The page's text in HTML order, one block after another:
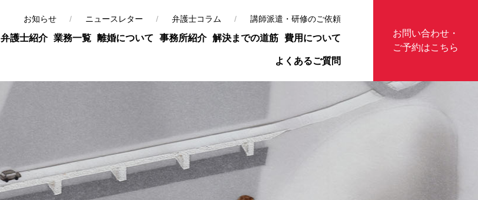
お知らせ ニュースレター 弁護士コラム 講師派遣・研修のご依頼
弁護士紹介 業務一覧 離婚について 事務所紹介 解決までの道筋 費用について
よくあるご質問
お問い合わせ・
ご予約はこちら